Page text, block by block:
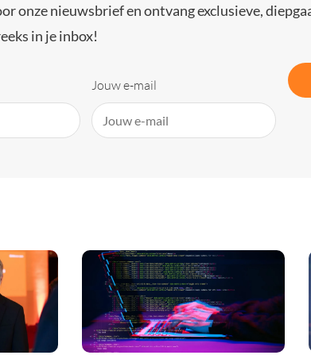
onze nieuwsbrief en ontvang exclusieve,
in je inbox!
Jouw e-mail